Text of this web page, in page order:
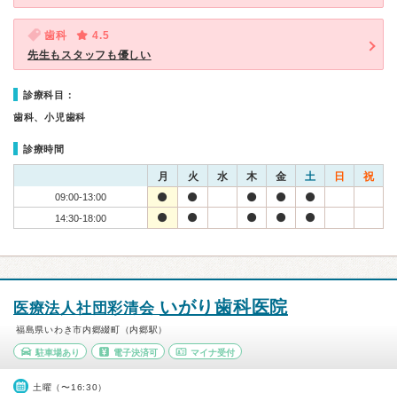
歯科
4.5
先生もスタッフも優しい
診療科目：
歯科、小児歯科
診療時間
月 火 水 木 金 土 日 祝
09:00-13:00
14:30-18:00
医療法人社団彩清会 いがり歯科医院
福島県いわき市内郷綴町（内郷駅）
駐車場あり 電子決済可 マイナ受付
土曜（〜16:30）